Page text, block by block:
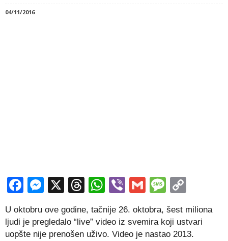
04/11/2016
Facebook
Messenger
X Threads
WhatsApp
ViberGmail
U oktobru ove godine, tačnije 26. oktobra, šest miliona
ljudi je pregledalo “live” video iz svemira koji ustvari
uopšte nije prenošen uživo. Video je nastao 2013.